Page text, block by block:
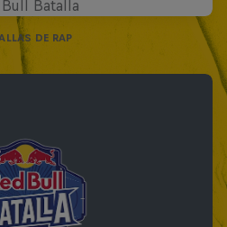
Bull Batalla
DE RAP